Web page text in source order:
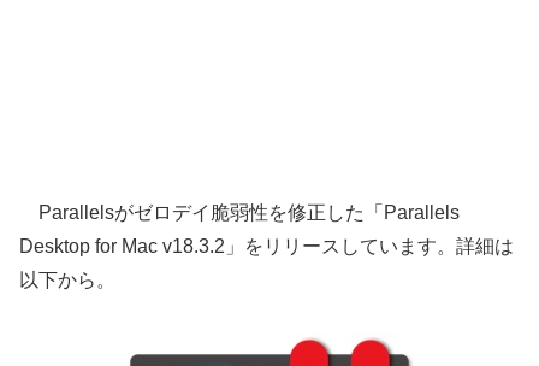
Parallelsがゼロデイ脆弱性を修正した「Parallels
Desktop for Mac v18.3.2」をリリースしています。詳細は
以下から。